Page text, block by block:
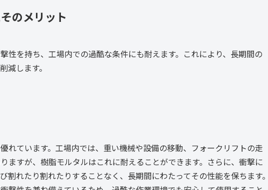
のメリット
性を持ち、工場内での過酷な条件にも耐えます。これにより、長期間の
減します。
れています。工場内では、重い機械や設備の移動、フォークリフトの走
ますが、樹脂モルタルはこれに耐えることができます。さらに、衝撃に
割れたり割れたりすることなく、長期間にわたってその性能を保ちます